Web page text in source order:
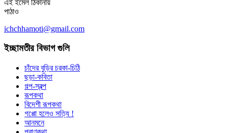
এই ইমেল ঠিকানায়
পাঠাও
ichchhamoti@gmail.com
ইচ্ছামতীর বিভাগ গুলি
চাঁদের বুড়ির চরকা-চিঠি
ছড়া-কবিতা
গল্প-স্বল্প
রূপকথা
বিদেশী রূপকথা
গপ্পো হলেও সত্যি !
আনমনে